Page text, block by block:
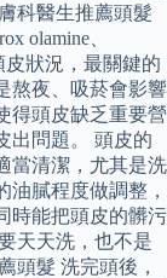
科醫生推薦頭髮
olamine、
皮狀況，最關鍵的
熬夜、吸菸會影響
得頭皮缺乏重要營
出問題。 頭皮的
當清潔，尤其是洗
膩程度做調整，
時能把頭皮的髒污
天天洗，也不是
頭髮 洗完頭後，